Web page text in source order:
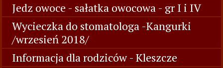
Jedz owoce - sałatka owocowa - gr I i IV
Wycieczka do stomatologa -Kangurki
/wrzesień 2018/
Informacja dla rodziców - Kleszcze